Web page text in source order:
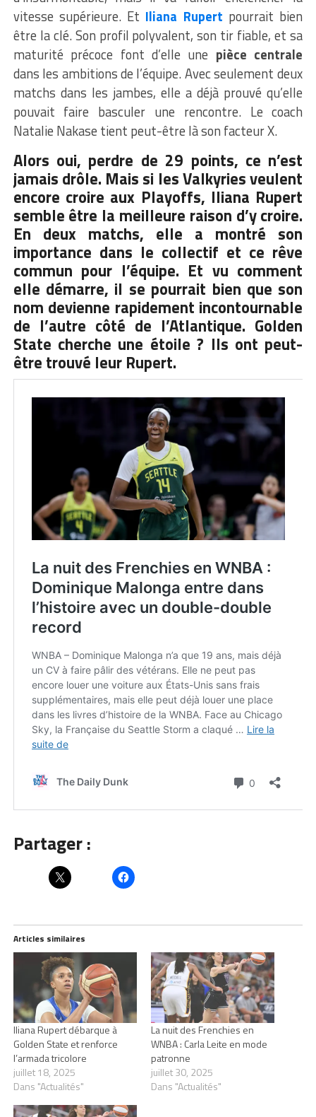
vitesse supérieure. Et Iliana Rupert pourrait bien
être la clé. Son profil polyvalent, son tir fiable, et sa
maturité précoce font d’elle une pièce centrale
dans les ambitions de l’équipe. Avec seulement deux
matchs dans les jambes, elle a déjà prouvé qu’elle
pouvait faire basculer une rencontre. Le coach
Natalie Nakase tient peut-être là son facteur X.
Alors oui, perdre de 29 points, ce n’est
jamais drôle. Mais si les Valkyries veulent
encore croire aux Playoffs, Iliana Rupert
semble être la meilleure raison d’y croire.
En deux matchs, elle a montré son
importance dans le collectif et ce rêve
commun pour l’équipe. Et vu comment
elle démarre, il se pourrait bien que son
nom devienne rapidement incontournable
de l’autre côté de l’Atlantique. Golden
State cherche une étoile ? Ils ont peut-
être trouvé leur Rupert.
Partager :
Articles similaires
Iliana Rupert débarque à
Golden State et renforce
l’armada tricolore
juillet 18, 2025
Dans "Actualités"
La nuit des Frenchies en
WNBA : Carla Leite en mode
patronne
juillet 30, 2025
Dans "Actualités"